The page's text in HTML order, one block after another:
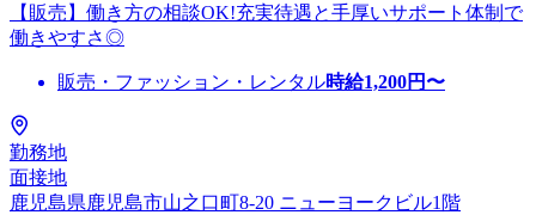
【販売】働き方の相談OK!充実待遇と手厚いサポート体制で
働きやすさ◎
販売・ファッション・レンタル時給1,200円〜
勤務地
面接地
鹿児島県鹿児島市山之口町8-20 ニューヨークビル1階